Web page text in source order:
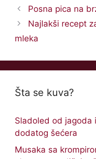
Posna pica na
Najlakši recept
mleka
Šta se kuva?
Sladoled od jagoda
dodatog šećera
Musaka sa